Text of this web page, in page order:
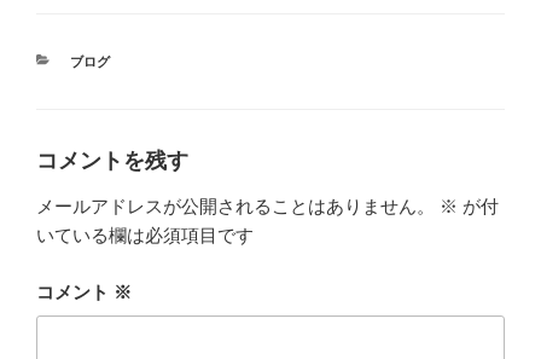
カ
ブログ
コメントを残す
メールアドレスが公開されることはありません。 ※ が付
いている欄は必須項目です
コメント ※